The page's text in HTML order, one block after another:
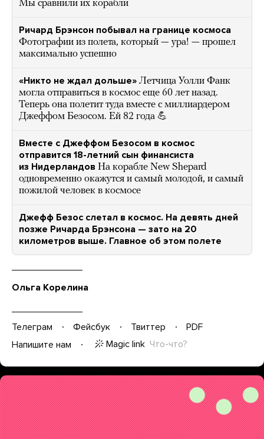
Мы сравнили их корабли
Ричард Брэнсон побывал на границе космоса
Фотографии из полета, который — ура! — прошел
максимально успешно
«Никто не ждал дольше» Летчица Уолли Фанк
могла отправиться в космос еще 60 лет назад.
Теперь она полетит туда вместе с миллиардером
Джеффом Безосом. Ей 82 года 💪
Вместе с Джеффом Безосом в космос
отправится 18-летний сын финансиста
из Нидерландов На корабле New Shepard
одновременно окажутся и самый молодой, и самый
пожилой человек в космосе
Джефф Безос слетал в космос. На девять дней
позже Ричарда Брэнсона — зато на 20
километров выше. Главное об этом полете
Ольга Корелина
Телеграм Фейсбук Твиттер
PDF
Напишите нам
Magic link Что-что?